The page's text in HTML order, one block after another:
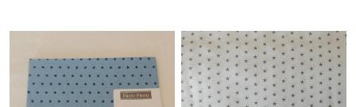
Coupons
Graphiques
(28)